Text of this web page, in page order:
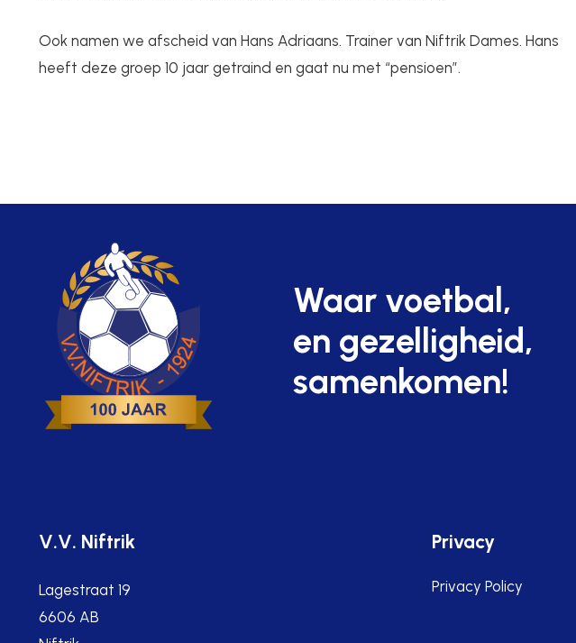
Ook namen we afscheid van Hans Adriaans. Trainer van Niftrik Dames. Hans
heeft deze groep 10 jaar getraind en gaat nu met “pensioen”.
Waar voetbal,
en gezelligheid,
samenkomen!
V.V. Niftrik
Lagestraat 19
6606 AB
Privacy
Privacy Policy